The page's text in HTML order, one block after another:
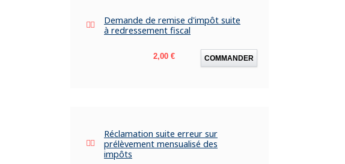
Demande de remise d'impôt suite
à redressement fiscal
Prix
2,00 € COMMANDER
Réclamation suite erreur sur
prélèvement mensualisé des
impôts